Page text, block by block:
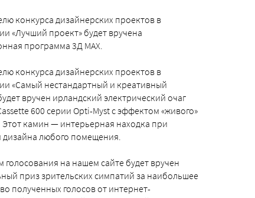
конкурса дизайнерских проектов в
«Лучший проект» будет вручена
программа 3Д MAX.
конкурса дизайнерских проектов в
«Самый нестандартный и креативный
вручен ирландский электрический очаг
600 серии Opti-Myst с эффектом «живого»
камин — интерьерная находка при
дизайна любого помещения.
голосования на нашем сайте будет вручен
приз зрительских симпатий за наибольшее
полученных голосов от интернет-